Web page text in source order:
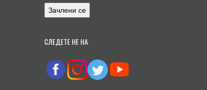
СЛЕДЕТЕ НЕ НА